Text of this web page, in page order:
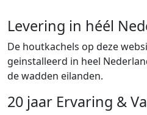
Levering in héél
De houtkachels op deze
geinstalleerd in heel
de wadden eilanden.
20 jaar Ervaring &